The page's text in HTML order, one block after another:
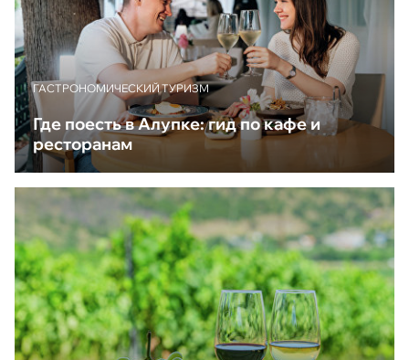
ГАСТРОНОМИЧЕСКИЙ ТУРИЗМ
Где поесть в Алупке: гид по кафе и
ресторанам